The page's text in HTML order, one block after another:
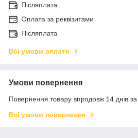
Післяплата
Оплата за реквізитами
Післяплата
Всі умови оплати
Умови повернення
Повернення товару впродовж 14 днів
Всі умови повернення